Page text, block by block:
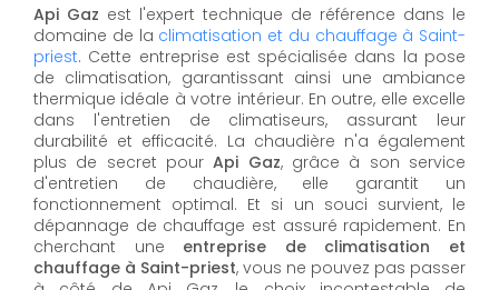
Api Gaz est l'expert technique de référence dans le
domaine de la climatisation et du chauffage à Saint-
priest. Cette entreprise est spécialisée dans la pose
de climatisation, garantissant ainsi une ambiance
thermique idéale à votre intérieur. En outre, elle excelle
dans l'entretien de climatiseurs, assurant leur
durabilité et efficacité. La chaudière n'a également
plus de secret pourApi Gaz, grâce à son service
d'entretien de chaudière, elle garantit un
fonctionnement optimal. Et si un souci survient, le
dépannage de chauffage est assuré rapidement. En
cherchant une entreprise de climatisation et
chauffage à Saint-priest, vous ne pouvez pas passer